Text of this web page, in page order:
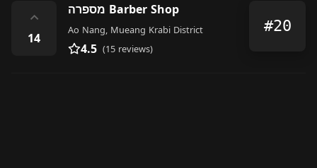
⌃
14
מספרה Barber Shop
Ao Nang, Mueang Krabi District
4.5 (15 reviews)
#20